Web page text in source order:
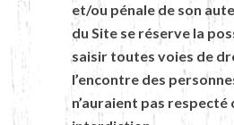
et/ou pénale de son
du Site se réserve la
saisir toutes voies de
l’encontre des
n’auraient pas respecté